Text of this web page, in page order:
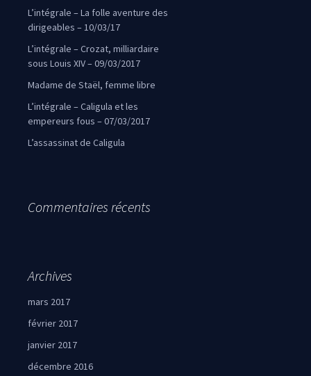
L’intégrale – La folle aventure des
dirigeables – 10/03/17
L’intégrale – Crozat, milliardaire
sous Louis XIV – 09/03/2017
Madame de Staël, femme libre
L’intégrale – Caligula et les
empereurs fous – 07/03/2017
L’assassinat de Caligula
Commentaires récents
Archives
mars 2017
février 2017
janvier 2017
décembre 2016